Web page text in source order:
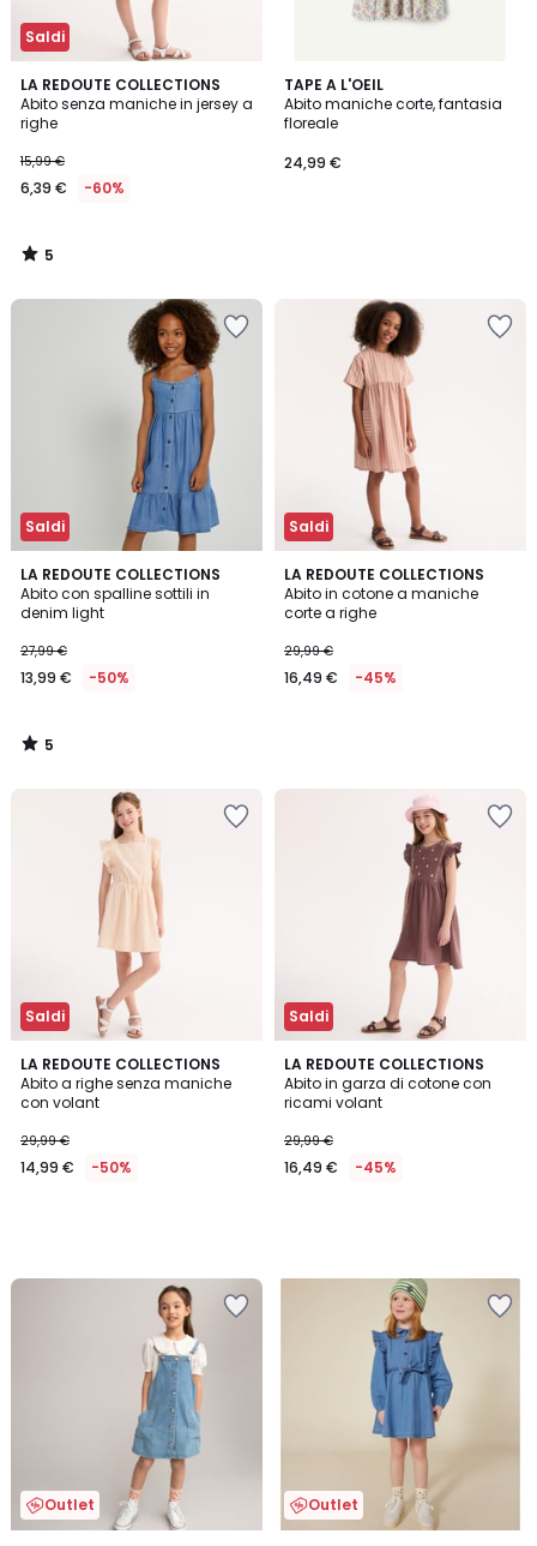
Saldi
LA REDOUTE COLLECTIONS
Abito senza maniche in jersey a
righe
15,99 €
6,39 € -60%
5
/
5
5
/
TAPE A L'OEIL
Abito maniche corte, fantasia
floreale
24,99 €
Saldi
LA REDOUTE COLLECTIONS
Abito con spalline sottili in
denim light
27,99 €
13,99 € -50%
5
/
5
5
/
Saldi
LA REDOUTE COLLECTIONS
Abito in cotone a maniche
corte a righe
29,99 €
16,49 € -45%
Saldi
LA REDOUTE COLLECTIONS
Abito a righe senza maniche
con volant
29,99 €
14,99 € -50%
Saldi
LA REDOUTE COLLECTIONS
Abito in garza di cotone con
ricami volant
29,99 €
16,49 € -45%
Outlet Outlet